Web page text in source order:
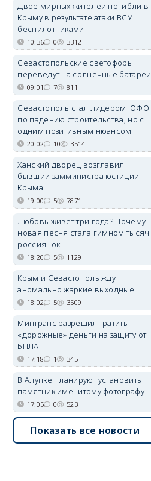
Двое мирных жителей погибли в
Крыму в результате атаки ВСУ
беспилотниками
10:36 0 3312
Севастопольские светофоры
переведут на солнечные батареи
09:01 7 811
Севастополь стал лидером ЮФО
по падению строительства, но с
одним позитивным нюансом
20:02 10 3514
Ханский дворец возглавил
бывший замминистра юстиции
Крыма
19:00 5 7871
Любовь живёт три года? Почему
новая песня стала гимном тысяч
россиянок
18:20 5 1129
Крым и Севастополь ждут
аномально жаркие выходные
18:02 5 3509
Минтранс разрешил тратить
«дорожные» деньги на защиту от
БПЛА
17:18 1 345
В Алупке планируют установить
памятник именитому фотографу
17:05 0 523
Показать все новости